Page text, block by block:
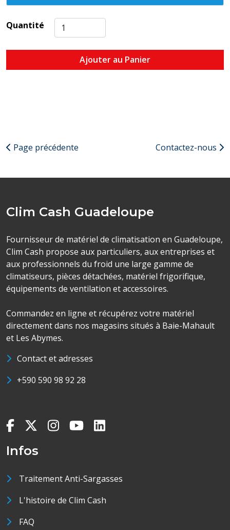
Quantité
Ajouter au Panier
Page précédente Contactez-nous
Clim Cash Guadeloupe
Fournisseur de matériel de climatisation en Guadeloupe,
Clim Cash propose aux particuliers, aux entreprises et
aux professionnels du froid une large gamme de
climatiseurs, pièces détachées, matériel frigorifique,
équipements de ventilation et accessoires.
Commandez en ligne et récupérez votre matériel
directement dans nos magasins situés à Baie-Mahault
et Les Abymes.
Contact et adresses
+590 590 98 92 28
Infos
Traitement Anti-Sargasses
L'histoire de Clim Cash
FAQ